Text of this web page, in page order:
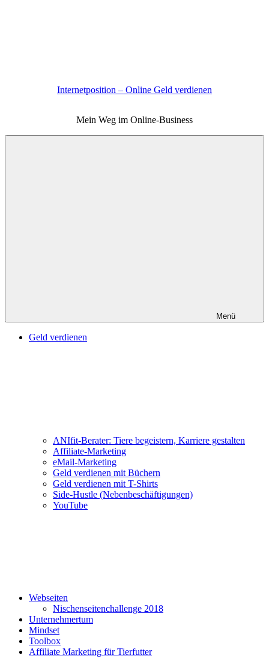
Internetposition – Online Geld verdienen
Mein Weg im Online-Business
Menü
Geld verdienen
ANIfit-Berater: Tiere begeistern, Karriere gestalten
Affiliate-Marketing
eMail-Marketing
Geld verdienen mit Büchern
Geld verdienen mit T-Shirts
Side-Hustle (Nebenbeschäftigungen)
YouTube
Webseiten
Nischenseitenchallenge 2018
Unternehmertum
Mindset
Toolbox
Affiliate Marketing für Tierfutter